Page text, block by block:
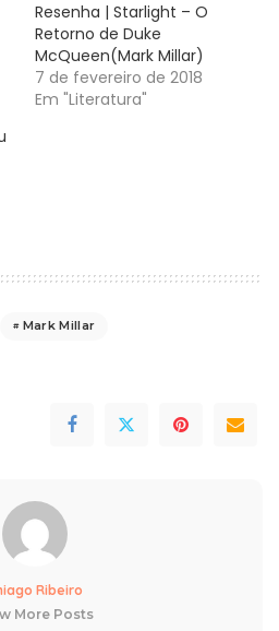
Resenha | Starlight – O
Retorno de Duke
McQueen(Mark Millar)
7 de fevereiro de 2018
Em "Literatura"
Mark Millar
Ribeiro
More Posts